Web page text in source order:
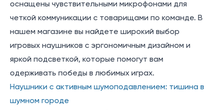
оснащены чувствительными микрофонами для
четкой коммуникации с товарищами по команде. В
нашем магазине вы найдете широкий выбор
игровых наушников с эргономичным дизайном и
яркой подсветкой, которые помогут вам
одерживать победы в любимых играх.
Наушники с активным шумоподавлением: тишина в
шумном городе